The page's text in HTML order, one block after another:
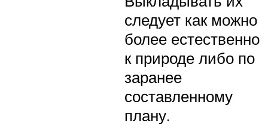
следует как можно
более естественно
к природе либо по
заранее
составленному
плану.